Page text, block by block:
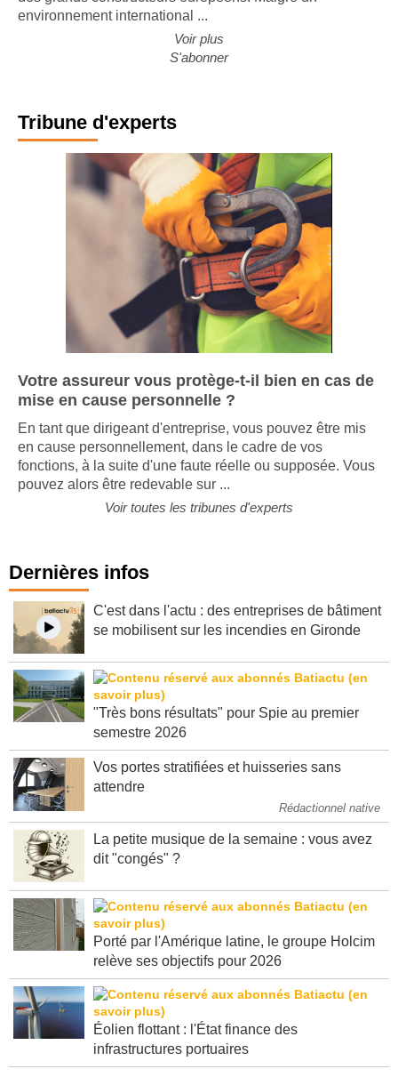
des grands constructeurs européens. Malgré un
Voir plus
Tribune d'experts
Votre assureur vous protège-t-il bien en cas de
mise en cause personnelle ?
En tant que dirigeant d'entreprise, vous pouvez être mis
en cause personnellement, dans le cadre de vos
fonctions, à la suite d'une faute réelle ou supposée. Vous
Dernières infos
C'est dans l'actu : des entreprises de bâtiment
"Très bons résultats" pour Spie au premier
Vos portes stratifiées et huisseries sans
Rédactionnel native
La petite musique de la semaine : vous avez
Porté par l'Amérique latine, le groupe Holcim
Éolien flottant : l'État finance des